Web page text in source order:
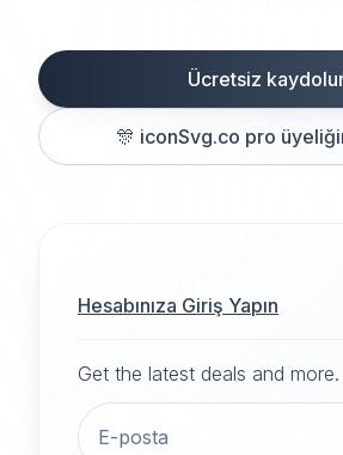
Ücretsiz
🎊 iconSvg.co pro
Hesabınıza Giriş Yapın
Get the latest deals and more.